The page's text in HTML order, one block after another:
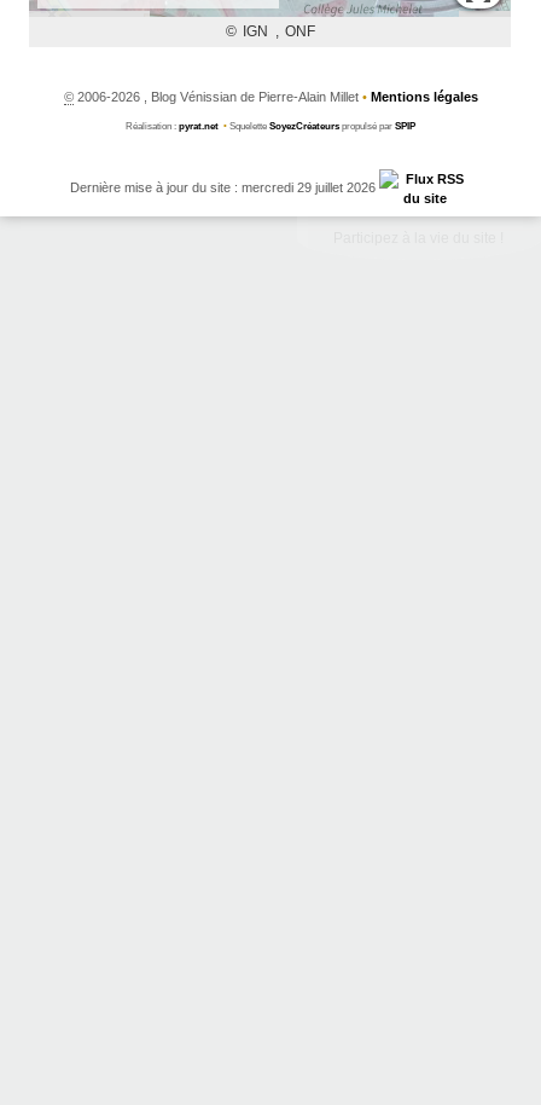
©2006-2026 , Blog Vénissian de Pierre-Alain Millet • Mentions légales
Réalisation : pyrat.net • Squelette SoyezCréateurs propulsé par SPIP
Dernière mise à jour du site : mercredi 29 juillet 2026